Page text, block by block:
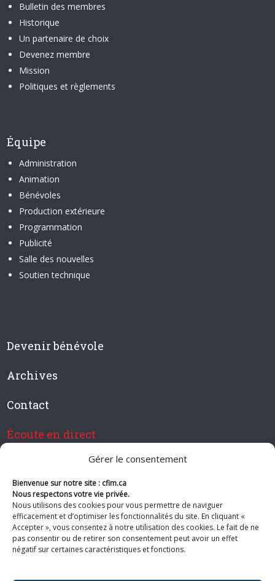
Gérer le consentement
Bienvenue sur notre site : cfim.ca
Nous respectons votre vie privée.
Nous utilisons des cookies pour vous permettre de naviguer
efficacement et d’optimiser les fonctionnalités du site. En cliquant «
Accepter », vous consentez à notre utilisation des cookies. Le fait de ne
pas consentir ou de retirer son consentement peut avoir un effet
négatif sur certaines caractéristiques et fonctions.
Bulletin des membres
Historique
Un partenaire de choix
Devenez membre
Mission
Politiques et règlements
Équipe
Administration
Animation
Bénévoles
Production extérieure
Programmation
Publicité
Salle des nouvelles
Soutien technique
Devenir bénévole
Archives
Contact
Écoute en direct
Devenir membre de CFIM
Suivez-nous